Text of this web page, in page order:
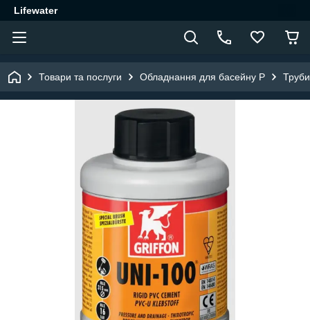
Lifewater
Товари та послуги Обладнання для басейну P Труби